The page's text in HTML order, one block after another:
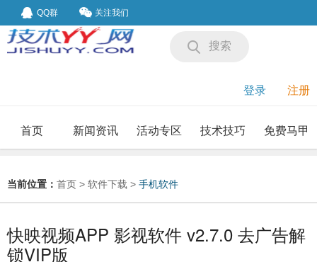
QQ群 关注我们
搜索
登录 注册
首页 新闻资讯 活动专区 技术技巧 免费马甲
当前位置： 首页 > 软件下载 > 手机软件
快映视频APP 影视软件 v2.7.0 去广告解
锁VIP版